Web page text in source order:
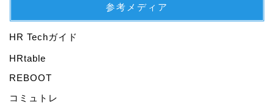
参考メディア
HR Techガイド
HRtable
REBOOT
コミュトレ